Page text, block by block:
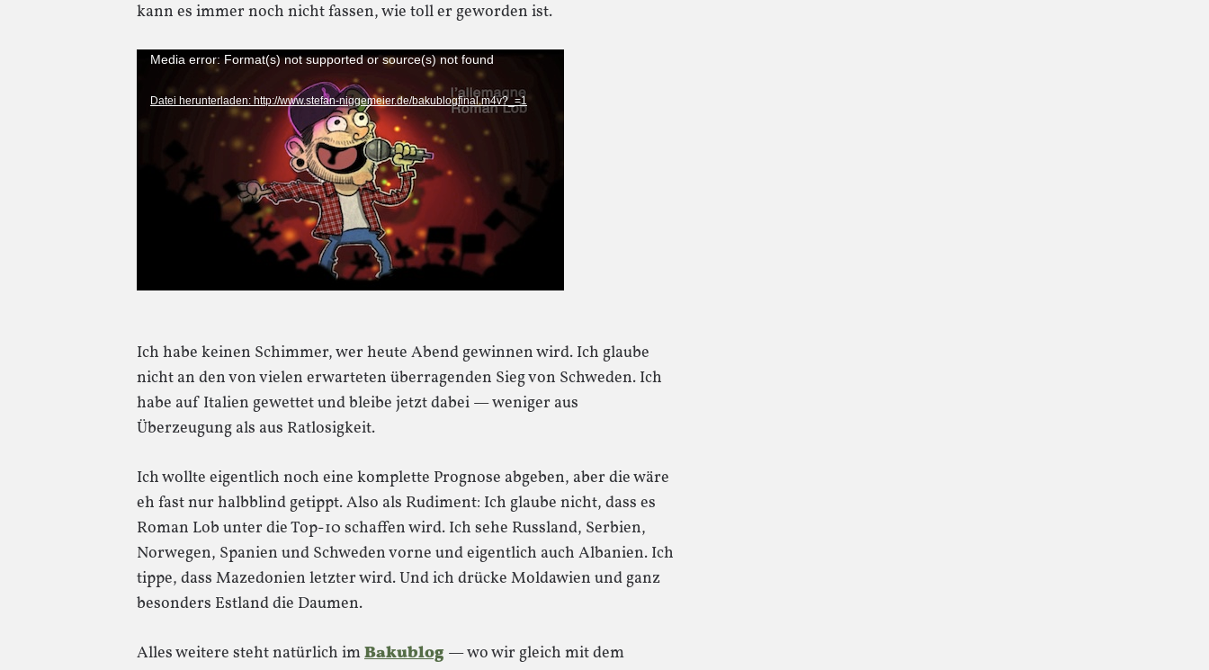
kann es immer noch nicht fassen, wie toll er geworden ist.
Video-
Player
Media error: Format(s) not supported or source(s) not found
Datei herunterladen: http://www.stefan-niggemeier.de/bakublogfinal.m4v?_=1
Ich habe keinen Schimmer, wer heute Abend gewinnen wird. Ich glaube
nicht an den von vielen erwarteten überragenden Sieg von Schweden. Ich
habe auf Italien gewettet und bleibe jetzt dabei — weniger aus
Überzeugung als aus Ratlosigkeit.
Ich wollte eigentlich noch eine komplette Prognose abgeben, aber die wäre
eh fast nur halbblind getippt. Also als Rudiment: Ich glaube nicht, dass es
Roman Lob unter die Top-10 schaffen wird. Ich sehe Russland, Serbien,
Norwegen, Spanien und Schweden vorne und eigentlich auch Albanien. Ich
tippe, dass Mazedonien letzter wird. Und ich drücke Moldawien und ganz
besonders Estland die Daumen.
Alles weitere steht natürlich imBakublog — wo wir gleich mit dem